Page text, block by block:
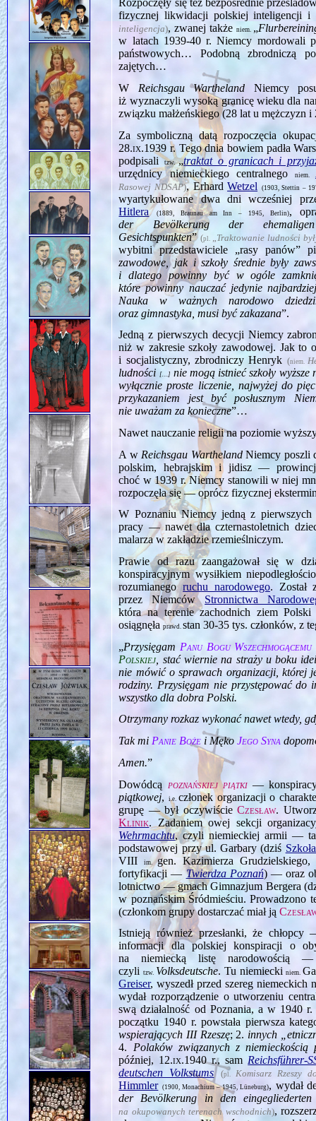
Rozpoczęły się też bezpośrednie
fizycznej likwidacji polskiej inteligencji
inteligencja), zwanej takżeniem. „
w latach 1939‑40 r. Niemcy mordowali
państwowych… Podobną zbrodniczą
zajętych…
W Reichsgau Wartheland Niemcy
iż wyznaczyli wysoką granicę wieku dla
związku małżeńskiego (28 lat u mężczyzn
Za symboliczną datą rozpoczęcia
28.ix.1939 r. Tego dnia bowiem padła
podpisalitzw.„traktat o granicach i
urzędnicy niemieckiego centralnego
niem.
Rasowej NDSAP), ErhardWetzel (1903, Stettin –
wyartykułowane dwa dni wcześniej
Hitlera
(1889, Braunau am Inn – 1945, Berlin),
der Bevölkerung der
Gesichtspunkten”(pl. Trak­towanie ludności
wybitni przedstawiciele „rasy panów”
zawodowe, jak i szkoły średnie były
i dlatego powinny być w ogóle
które powinny nauczać jedynie
Nauka w ważnych narodowo
oraz gimnastyka, musi być zakazana”.
Jedną z pierwszych decycji Niemcy
niż w zakresie szkoły zawodowej. Jak to
i socjalistyczny, zbrodniczy Henryk (niem.
ludności […] nie mogą istnieć szkoły
wyłącznie proste liczenie, najwyżej do
przykazaniem jest być posłusznym
nie uważam za konieczne”…
Nawet nauczanie religii na poziomie
A w Reichsgau WarthelandNiemcy poszli
polskim, hebrajskim i jidisz —
choć w 1939 r. Niemcy stanowili w niej
rozpoczęła się — oprócz fizycznej
W Poznaniu Niemcy jedną z
pracy — nawet dla czternastoletnich
malarza w zakładzie rzemieślniczym.
Prawie od razu zaangażował się w
konspiracyjnym wysiłkiem
rozumianegoruchu narodowego. Został
przez Niemców Stronnictwa
która na terenie zachodnich ziem
osiągnęłaprawd.stan 30‑35 tys. członków, z
„Przysięgam Panu Bogu Wszechmogącemu
Polskiej, stać wiernie na straży u boku
nie mówić o sprawach organizacji, której
rodziny. Przysięgam nie przystępować
wszystko dla dobra Polski.
Otrzymany rozkaz wykonać nawet wtedy,
Tak mi Panie Boże i MękoJego Syna
Amen.”
Dowódcą poznańskiej piątki—
piątkowej, i.e.członek organizacji o
grupę — był oczywiścieCzesław.
Klinik. Zadaniem owej sekcji
Wehrmachtu, czyli niemieckiej armii —
podstawowej przy ul. Garbary (dziś
VIIIim.gen. Kazimierza
fortyfikacji —Twierdza Poznań) — oraz
lotnictwo — gmach Gimnazjum Bergera
w poznańskim Śródmieściu. Prowadzono
(członkom grupy dostarczać miał ją
Istnieją również przesłanki, że
informacji dla polskiej konspiracji o
na niemiecką listę narodowością
czylitzw. Volksdeutsche. Tu niemieckiniem.
Greiser, wyszedł przed szereg
wydał rozporządzenie o utworzeniu
swą działalność od Poznania, a w 1940
początku 1940 r. powstała pierwsza
wspierających III Rzeszę; 2. innych
4. Polaków związanych z niemieckością
później, 12.ix.1940r., sam
deutschen Volkstums
(pl. Komisarz Rzeszy
Himmler (1900, Monachium – 1945, Lüneburg), wydał
der Bevölkerung in den eingegliederten
na okupowanych terenach wschodnich),